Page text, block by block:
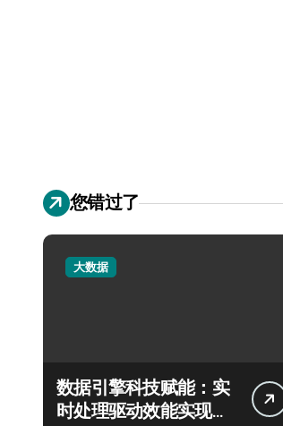
您错过了
大数据
数据引擎科技赋能：实
时处理驱动效能实现飞